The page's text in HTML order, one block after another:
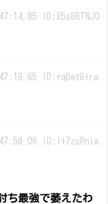
ID:X5s8RTNJ0
ID:+qDet8+ra
ID:I+7zoRnia
ち最強で萎えたわ